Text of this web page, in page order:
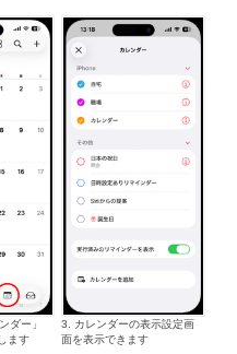
ダー」
ます
3. カレンダーの表示設定画
面を表示できます